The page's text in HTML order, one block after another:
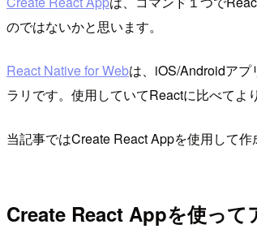
のではないかと思います。
React Native for Webは、iOS/Androidア
ラリです。使用していてReactに比べてよ
当記事ではCreate React Appを使用して
Create React Appを使って